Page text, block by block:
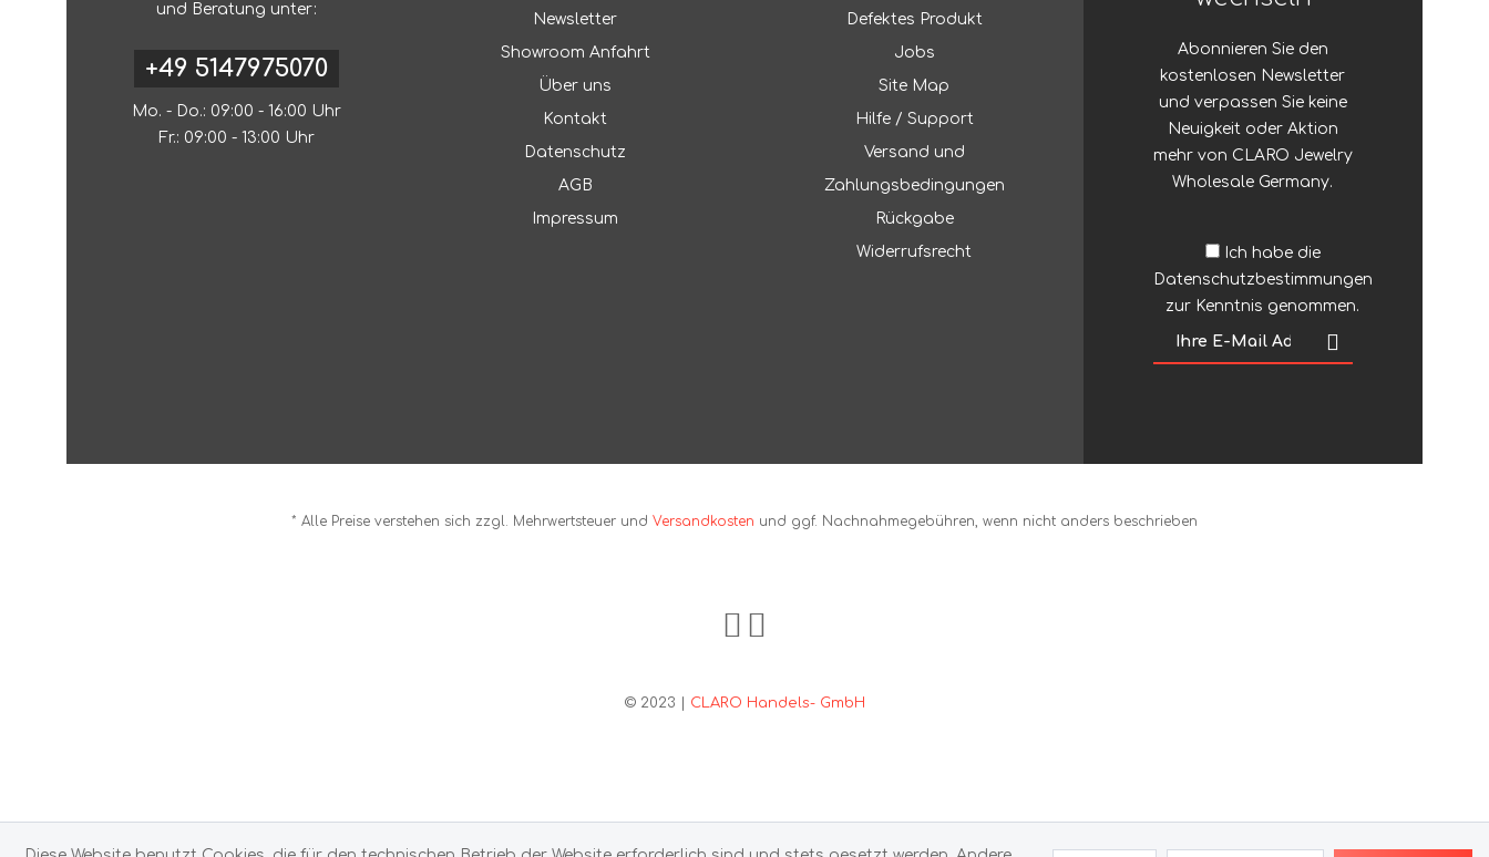
und Beratung unter:
+49 5147975070
Mo. - Do.: 09:00 - 16:00 Uhr
Fr.: 09:00 - 13:00 Uhr
Newsletter
Showroom Anfahrt
Über uns
Kontakt
Datenschutz
AGB
Impressum
Defektes Produkt
Jobs
Site Map
Hilfe / Support
Versand und
Zahlungsbedingungen
Rückgabe
Widerrufsrecht
Abonnieren Sie den
kostenlosen Newsletter
und verpassen Sie keine
Neuigkeit oder Aktion
mehr von CLARO Jewelry
Wholesale Germany.
Ich habe die
Datenschutzbestimmungen
zur Kenntnis genommen.
* Alle Preise verstehen sich zzgl. Mehrwertsteuer und Versandkosten und ggf. Nachnahmegebühren, wenn nicht anders beschrieben
© 2023 | CLARO Handels- GmbH